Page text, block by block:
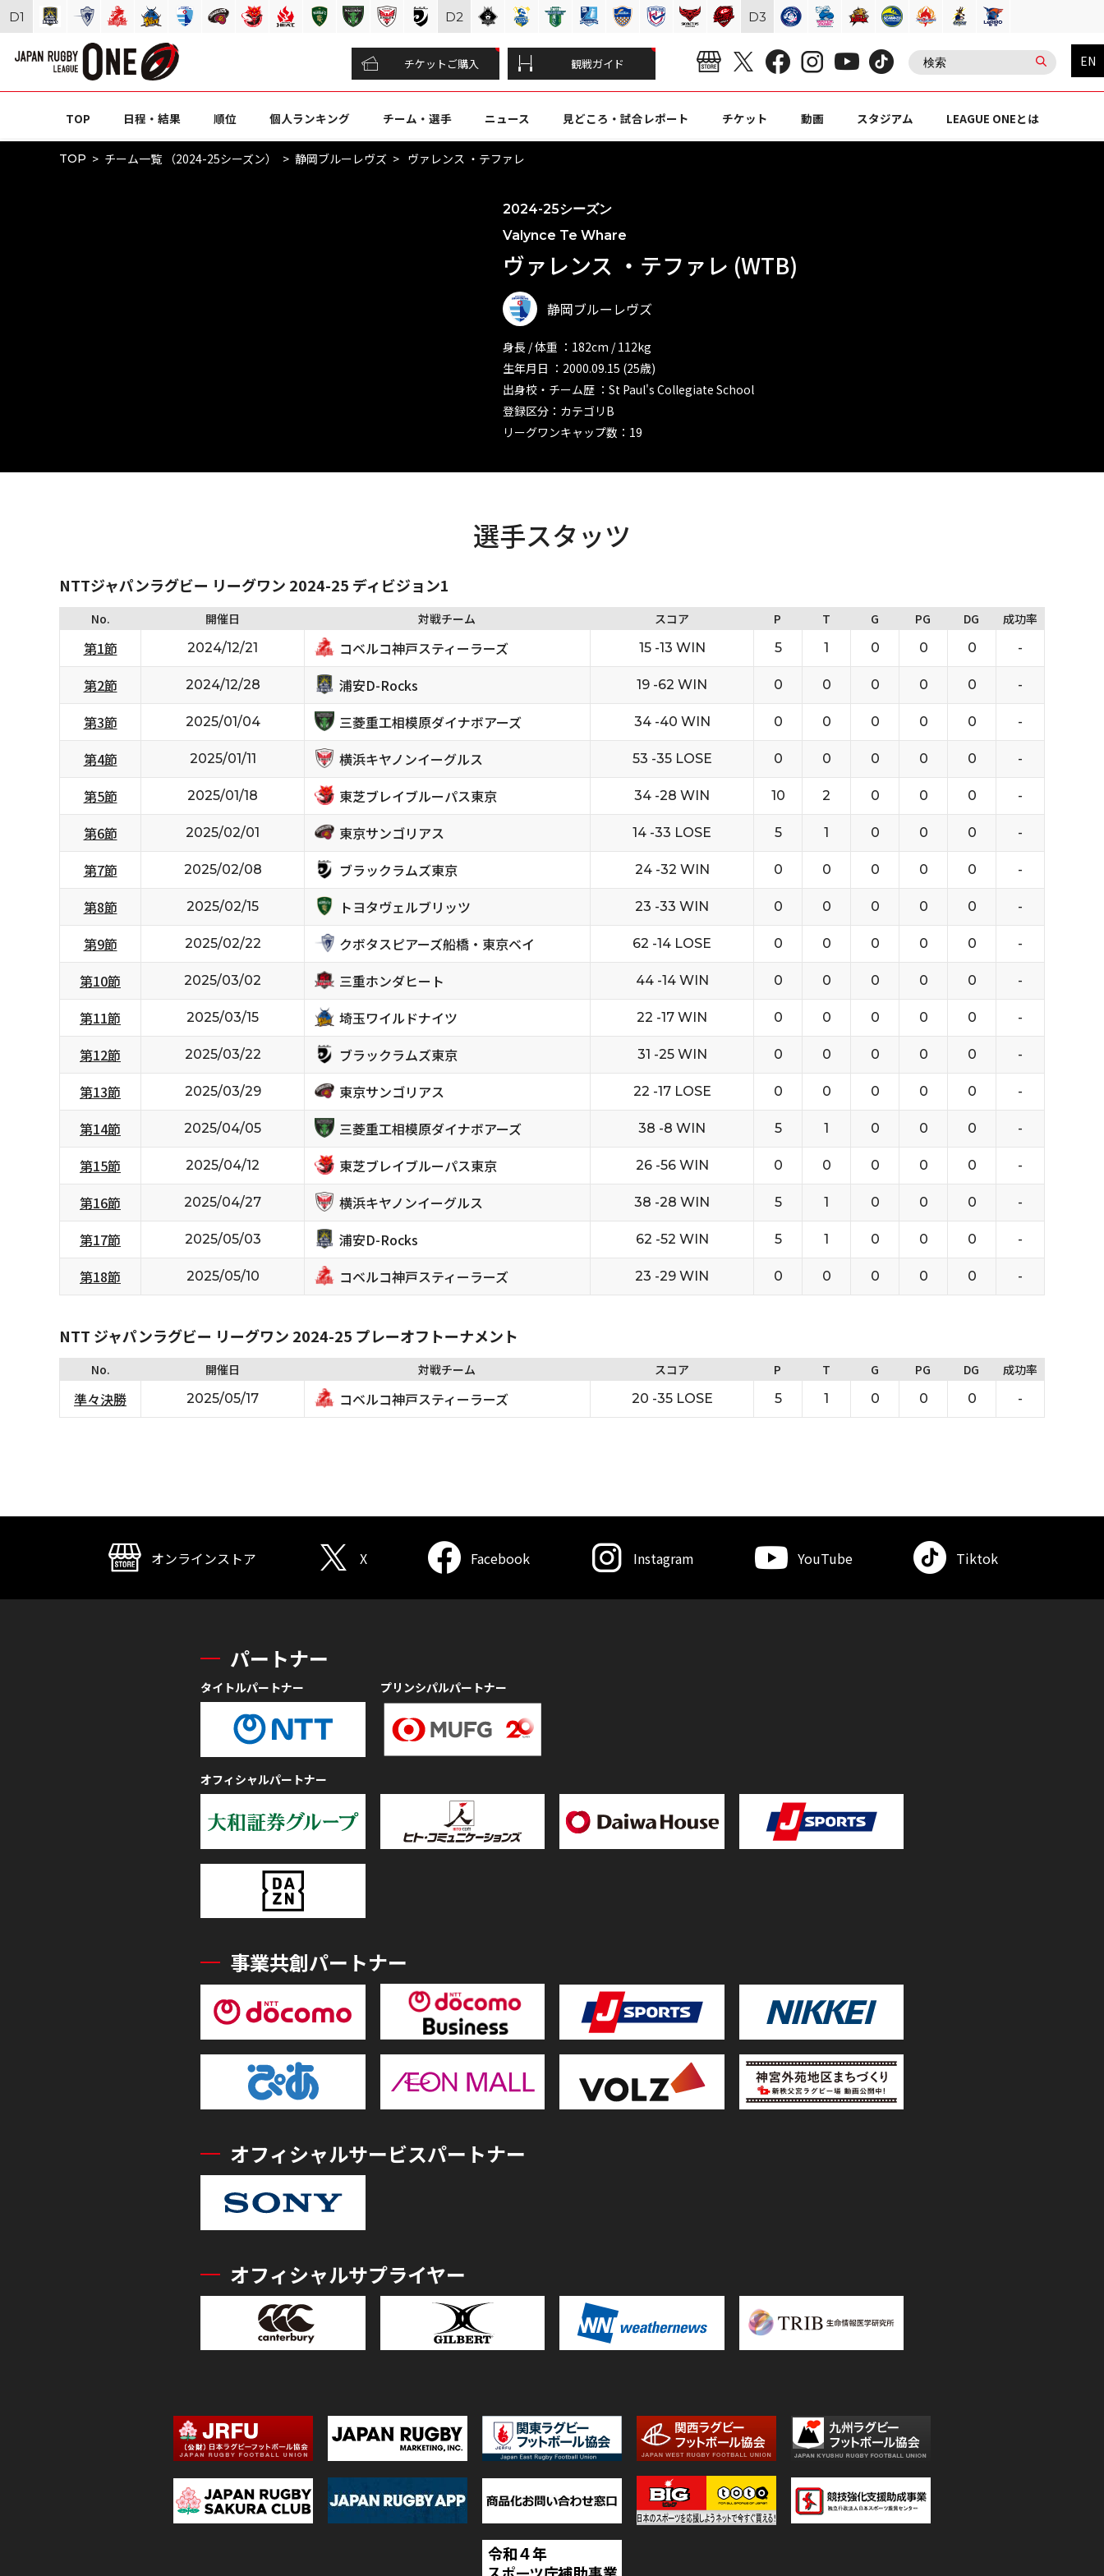
チケットご購入 観戦ガイド EN
TOP 日程・結果 順位 個人ランキング チーム・選手 ニュース 見どころ・試合レポート チケット 動画 スタジアム LEAGUE ONEとは
TOP チーム一覧 （2024-25シーズン） 静岡ブルーレヴズ ヴァレンス ・テファレ
2024-25シーズン
Valynce Te Whare
ヴァレンス ・テファレ (WTB)
静岡ブルーレヴズ
身長 / 体重 ：182cm / 112kg
生年月日 ：2000.09.15 (25歳)
出身校・チーム歴 ：St Paul's Collegiate School
登録区分：カテゴリB
リーグワンキャップ数：19
選手スタッツ
NTTジャパンラグビー リーグワン 2024-25 ディビジョン1
No. 開催日 対戦チーム スコア P T G PG DG 成功率
第1節 2024/12/21 コベルコ神戸スティーラーズ 15 -13 WIN 5 1 0 0 0 -
第2節 2024/12/28 浦安D-Rocks 19 -62 WIN 0 0 0 0 0 -
第3節 2025/01/04 三菱重工相模原ダイナボアーズ 34 -40 WIN 0 0 0 0 0 -
第4節 2025/01/11 横浜キヤノンイーグルス 53 -35 LOSE 0 0 0 0 0 -
第5節 2025/01/18 東芝ブレイブルーパス東京 34 -28 WIN 10 2 0 0 0 -
第6節 2025/02/01 東京サンゴリアス 14 -33 LOSE 5 1 0 0 0 -
第7節 2025/02/08 ブラックラムズ東京 24 -32 WIN 0 0 0 0 0 -
第8節 2025/02/15 トヨタヴェルブリッツ 23 -33 WIN 0 0 0 0 0 -
第9節 2025/02/22 クボタスピアーズ船橋・東京ベイ 62 -14 LOSE 0 0 0 0 0 -
第10節 2025/03/02 三重ホンダヒート 44 -14 WIN 0 0 0 0 0 -
第11節 2025/03/15 埼玉ワイルドナイツ 22 -17 WIN 0 0 0 0 0 -
第12節 2025/03/22 ブラックラムズ東京 31 -25 WIN 0 0 0 0 0 -
第13節 2025/03/29 東京サンゴリアス 22 -17 LOSE 0 0 0 0 0 -
第14節 2025/04/05 三菱重工相模原ダイナボアーズ 38 -8 WIN 5 1 0 0 0 -
第15節 2025/04/12 東芝ブレイブルーパス東京 26 -56 WIN 0 0 0 0 0 -
第16節 2025/04/27 横浜キヤノンイーグルス 38 -28 WIN 5 1 0 0 0 -
第17節 2025/05/03 浦安D-Rocks 62 -52 WIN 5 1 0 0 0 -
第18節 2025/05/10 コベルコ神戸スティーラーズ 23 -29 WIN 0 0 0 0 0 -
NTT ジャパンラグビー リーグワン 2024-25 プレーオフトーナメント
No. 開催日 対戦チーム スコア P T G PG DG 成功率
準々決勝 2025/05/17 コベルコ神戸スティーラーズ 20 -35 LOSE 5 1 0 0 0 -
D1 D2 D3
オンラインストア X Facebook Instagram YouTube Tiktok
パートナー
タイトルパートナー プリンシパルパートナー
オフィシャルパートナー
事業共創パートナー
オフィシャルサービスパートナー
オフィシャルサプライヤー